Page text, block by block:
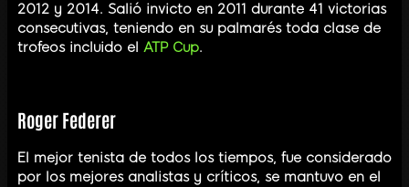
2012 y 2014. Salió invicto en 2011 durante 41 victorias
consecutivas, teniendo en su palmarés toda clase de
trofeos incluido el ATP Cup.
Roger Federer
El mejor tenista de todos los tiempos, fue considerado
por los mejores analistas y críticos, se mantuvo en el